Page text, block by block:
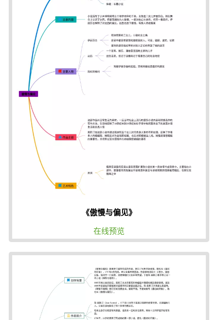
《傲慢与偏见》
在线预览